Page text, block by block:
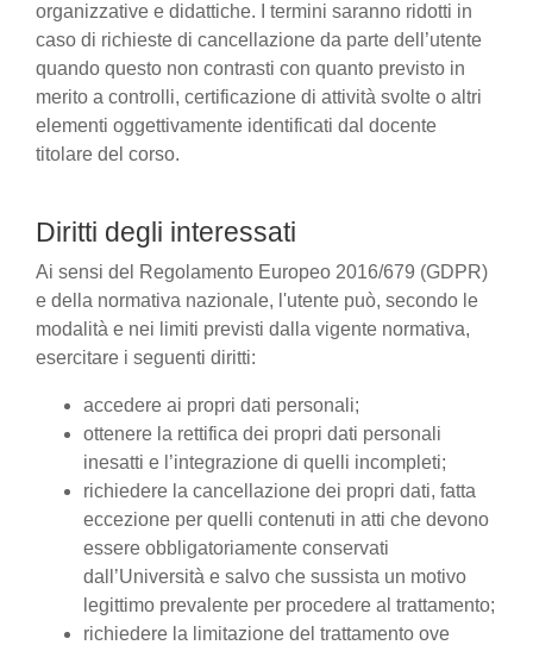
organizzative e didattiche. I termini saranno ridotti in
caso di richieste di cancellazione da parte dell’utente
quando questo non contrasti con quanto previsto in
merito a controlli, certificazione di attività svolte o altri
elementi oggettivamente identificati dal docente
titolare del corso.
Diritti degli interessati
Ai sensi del Regolamento Europeo 2016/679 (GDPR)
e della normativa nazionale, l'utente può, secondo le
modalità e nei limiti previsti dalla vigente normativa,
esercitare i seguenti diritti:
accedere ai propri dati personali;
ottenere la rettifica dei propri dati personali
inesatti e l’integrazione di quelli incompleti;
richiedere la cancellazione dei propri dati, fatta
eccezione per quelli contenuti in atti che devono
essere obbligatoriamente conservati
dall’Università e salvo che sussista un motivo
legittimo prevalente per procedere al trattamento;
richiedere la limitazione del trattamento ove